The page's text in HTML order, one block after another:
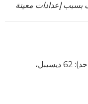
الوضع النشط (أسود وأبيض) (على وجه واحد): 62 ديسيبل،